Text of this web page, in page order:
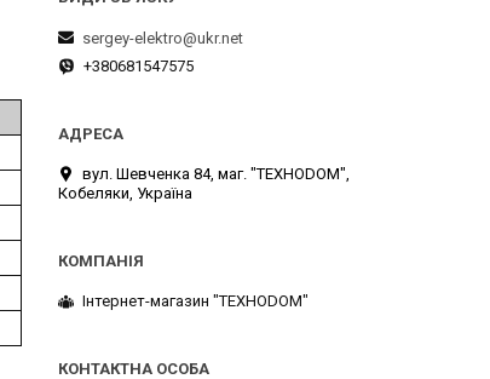
sergey-elektro@ukr.net
+380681547575
вул. Шевченка 84, маг. "ТЕХНОDOM",
Кобеляки, Україна
Інтернет-магазин "ТЕХНОDOM"